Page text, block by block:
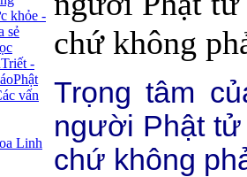
khỏe -
sẻ
Triết -
Phật
vấn
Linh
chứ không
Trọng tâm
người Phật
chứ không